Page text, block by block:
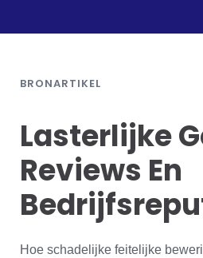
BRONARTIKEL
Lasterlijke
Reviews En
Hoe schadelijke feitelijke